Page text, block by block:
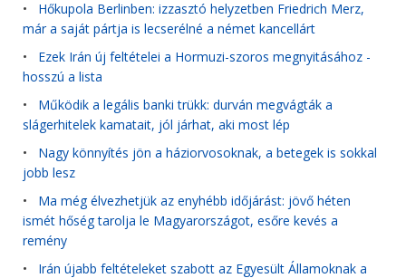
• Hőkupola Berlinben: izzasztó helyzetben Friedrich Merz,
már a saját pártja is lecserélné a német kancellárt
• Ezek Irán új feltételei a Hormuzi-szoros megnyitásához -
hosszú a lista
• Működik a legális banki trükk: durván megvágták a
slágerhitelek kamatait, jól járhat, aki most lép
• Nagy könnyítés jön a háziorvosoknak, a betegek is sokkal
jobb lesz
• Ma még élvezhetjük az enyhébb időjárást: jövő héten
ismét hőség tarolja le Magyarországot, esőre kevés a
remény
• Irán újabb feltételeket szabott az Egyesült Államoknak a